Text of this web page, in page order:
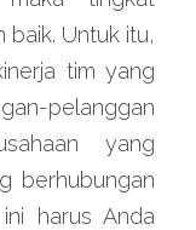
baik. Untuk itu,
tim yang
pelanggan
yang
berhubungan
harus Anda